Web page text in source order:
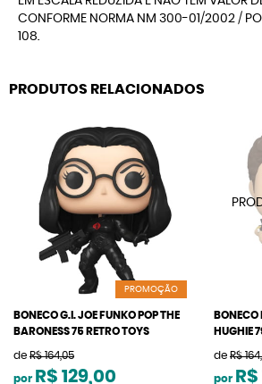
CONFORME NORMA NM 300-01/2002 /
108.
PRODUTOS RELACIONADOS
PROMOÇÃO
BONECO G.I. JOE FUNKO POP THE
BARONESS 75 RETRO TOYS
de R$ 164,05
por R$ 129,00
BONECO
HUGHIE
de R$
por